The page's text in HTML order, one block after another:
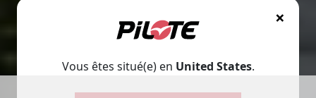
×
Vous êtes situé(e) en United States.